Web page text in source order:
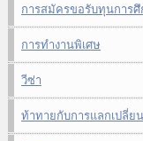
การสมัครขอรับทุนการศึ
การทำงานพิเศษ
วีซ่า
ท้าทายกับการแลกเปลี่ย